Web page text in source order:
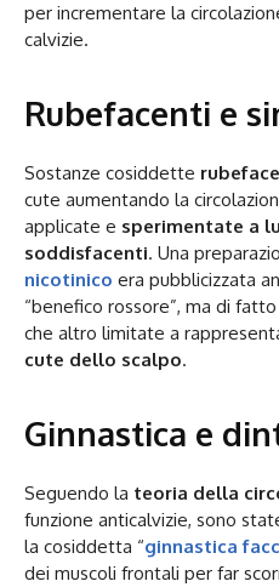
per incrementare la
calvizie.
Rubefacenti e
Sostanze cosiddette
cute aumentando la
applicate e sperimentate a
soddisfacenti. Una
nicotinico era pubblicizzata
“benefico rossore”, ma di
che altro limitate a
cute dello scalpo.
Ginnastica e
Seguendo la teoria della
funzione anticalvizie, sono
la cosiddetta “ginnastica
dei muscoli frontali per far